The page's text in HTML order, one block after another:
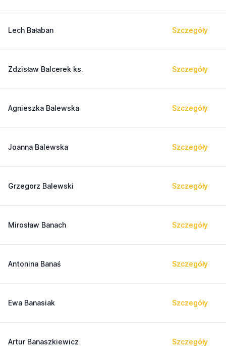
Lech Bałaban Szczegóły
Zdzisław Balcerek ks. Szczegóły
Agnieszka Balewska Szczegóły
Joanna Balewska Szczegóły
Grzegorz Balewski Szczegóły
Mirosław Banach Szczegóły
Antonina Banaś Szczegóły
Ewa Banasiak Szczegóły
Artur Banaszkiewicz Szczegóły